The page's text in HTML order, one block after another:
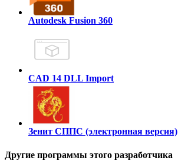
Autodesk Fusion 360
CAD 14 DLL Import
Зенит СППС (электронная версия)
Другие программы этого разработчика